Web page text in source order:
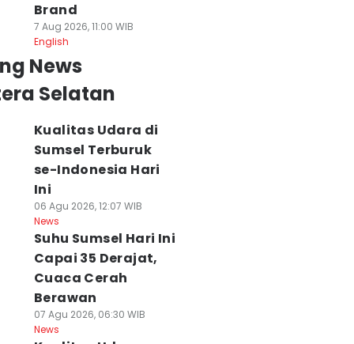
Sumsel
34 Derajat,
Beri
Karhutla
Agu 2026, 08:20 WIB
Warga Sumsel
Bisa Dapat Bibit
Pohon Gratis
Menhut Beberkan
Brand
7 Aug 2026, 11:00 WIB
English
News
Selatan
Kualitas Udara di
Sumsel Terburuk
se-Indonesia Hari
Ini
06 Agu 2026, 12:07 WIB
News
Suhu Sumsel Hari Ini
Capai 35 Derajat,
Cuaca Cerah
Berawan
07 Agu 2026, 06:30 WIB
News